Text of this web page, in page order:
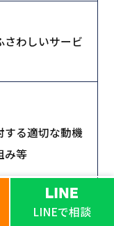
LINEで相談
さわしいサービ
する適切な動機
み等
業務運営に関す